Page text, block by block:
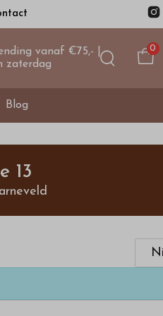
vanaf €75,- |
zaterdag
0
Blog
13